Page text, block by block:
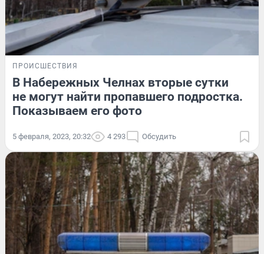
ПРОИСШЕСТВИЯ
В Набережных Челнах вторые сутки
не могут найти пропавшего подростка.
Показываем его фото
5 февраля, 2023, 20:32 4 293 Обсудить